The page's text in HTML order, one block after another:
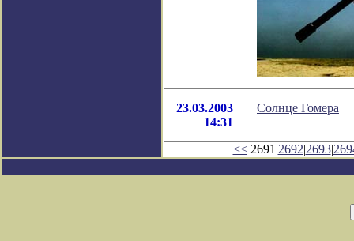
23.03.2003
14:31
Солнце Гомера
<<2691|2692|2693|